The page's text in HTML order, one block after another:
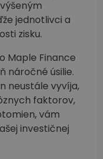
jednotlivci a
zisku.
Maple Finance
náročné úsilie.
neustále vyvíja,
faktorov,
vám
investičnej